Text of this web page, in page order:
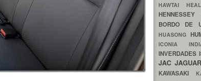
HAWTAI
HENNESSEY
BORDO DE
HUASONG
ICONIA
INVERDADES
JAC JAGUAR
KAWASAKI